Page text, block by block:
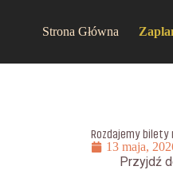
Strona Główna
Rozdajemy bilety
13 maja,
Przyjdź